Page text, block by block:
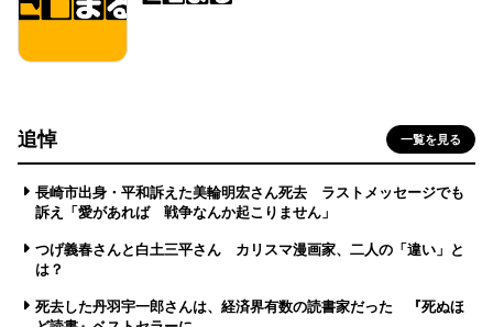
追悼 一覧を見る
長崎市出身・平和訴えた美輪明宏さん死去 ラストメッセージでも
訴え「愛があれば 戦争なんか起こりません」
つげ義春さんと白土三平さん カリスマ漫画家、二人の「違い」と
は？
死去した丹羽宇一郎さんは、経済界有数の読書家だった 『死ぬほ